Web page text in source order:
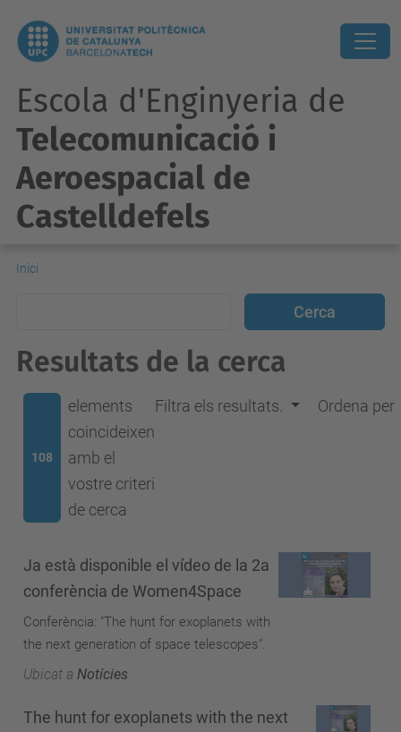
Escola d'Enginyeria de
Telecomunicació i
Aeroespacial de
Castelldefels
Inici
Resultats de la cerca
108
elements
coincideixen
amb el
vostre criteri
de cerca
Filtra els resultats. Ordena per
Ja està disponible el vídeo de la 2a
conferència de Women4Space
Conferència: "The hunt for exoplanets with
the next generation of space telescopes".
Ubicat a Notícies
The hunt for exoplanets with the next